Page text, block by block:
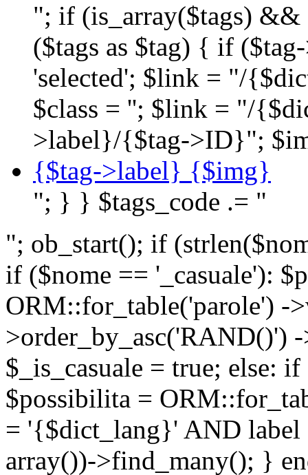
"; if (is_array($tags) &&
($tags as $tag) { if
'selected'; $link = "/
$class = ''; $link = "/
>label}/{$tag->ID}";
{$tag->label} {$img}
"; } } $tags_code .= "
"; ob_start(); if
if ($nome == '_casuale'):
ORM::for_table('parole') -
>order_by_asc('RAND()')
$_is_casuale = true; else:
$possibilita =
= '{$dict_lang}' AND
array())->find_many(); }